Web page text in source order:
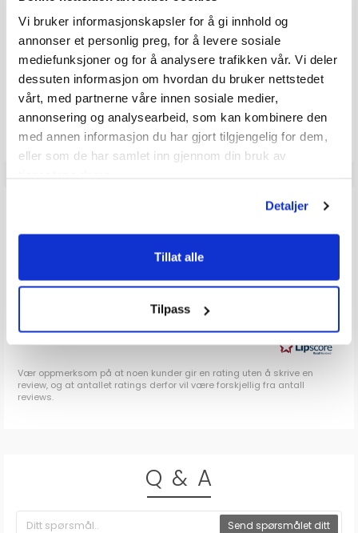
Vi bruker informasjonskapsler for å gi innhold og
annonser et personlig preg, for å levere sosiale
mediefunksjoner og for å analysere trafikken vår. Vi deler
dessuten informasjon om hvordan du bruker nettstedet
vårt, med partnerne våre innen sosiale medier,
annonsering og analysearbeid, som kan kombinere den
med annen informasjon du har gjort tilgjengelig for dem,
eller som de har samlet inn gjennom din bruk av
Detaljer
Tillat alle
Tilpass
129,- 1 249,-
Produkter som vises her, er produkter som andre kjøpte
sammen med denne varen, og har nødvendigvis ingen
sammeheng med den aktuelle varen.
Karakter: 5 av 5 mulige
stemmer
Karakter: 4 av 5 mulige
0
Karakter: 3 av 5 mulige
0stemmer
Karakter: 2 av 5 mulige
stemmer
Karakter: 1 av 5 mulige
stemmer
0.0
Karakter:
mulige
Vær oppmerksom på at noen kunder gir en rating uten å skrive en
review, og at antallet ratings derfor vil være forskjellig fra antall
reviews.
Q & A
Send spørsmålet ditt